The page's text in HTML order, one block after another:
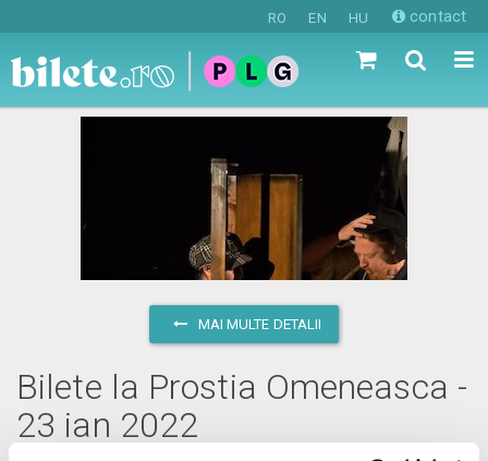
RO EN HU contact
MAI MULTE DETALII
Bilete la Prostia Omeneasca -
23 ian 2022